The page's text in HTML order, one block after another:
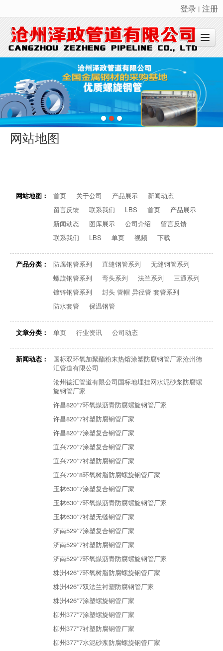
很遗憾，因您的浏览器版本过低导致无法获得最佳浏览体验，推荐下载安装谷歌浏览器！
登录 丨 注册
网站地图
网站地图： 首页 关于公司 产品展示
新闻动态
留言反馈
联系我们 LBS 首页
产品展示
新闻动态
图库展示 公司介绍
留言反馈
联系我们
LBS 单页 视频 下载
产品分类： 防腐钢管系列 直缝钢管系列
无缝钢管系列
螺旋钢管系列
弯头系列 法兰系列
三通系列
镀锌钢管系列
封头 管帽 异径管 套管系列
防水套管
保温钢管
文章分类： 单页 行业资讯 公司动态
新闻动态：
国标双环氧加聚酯粉末热熔涂塑防腐钢管厂家沧州德
汇管道有限公司
沧州德汇管道有限公司国标地埋挂网水泥砂浆防腐螺
旋钢管厂家
许昌820*7环氧煤沥青防腐螺旋钢管厂家
许昌820*7衬塑防腐钢管厂家
许昌820*7涂塑复合钢管厂家
宜兴720*7涂塑复合钢管厂家
宜兴720*7衬塑防腐钢管厂家
宜兴720*8环氧树脂防腐螺旋钢管厂家
玉林630*7涂塑复合钢管厂家
玉林630*7环氧煤沥青防腐螺旋钢管厂家
玉林630*7衬塑无缝钢管厂家
济南529*7涂塑复合钢管厂家
济南529*7衬塑防腐钢管厂家
济南529*7环氧煤沥青防腐螺旋钢管厂家
株洲426*7环氧树脂防腐螺旋钢管厂家
株洲426*7双法兰衬塑防腐钢管厂家
株洲426*7涂塑螺旋钢管厂家
柳州377*7涂塑螺旋钢管厂家
柳州377*7衬塑防腐钢管厂家
柳州377*7水泥砂浆防腐螺旋钢管厂家